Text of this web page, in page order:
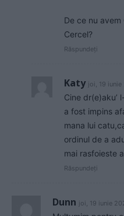
De ce nu avem
Cercel?
Răspundeți
Katy joi, 19
Cine dr(e)aku’
a fost impins
mana lui
ordinul de a
mai rasfoieste
Răspundeți
Dunn joi, 19 iunie